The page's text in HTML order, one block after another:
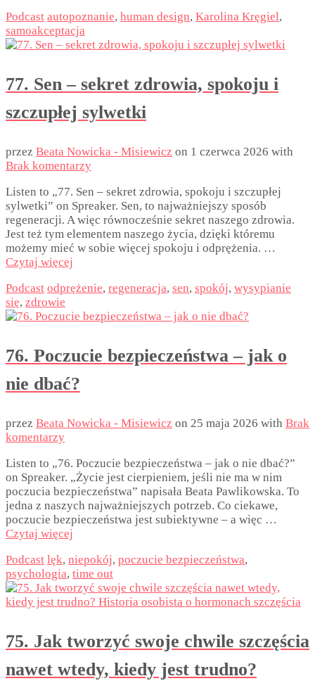
Podcast autopoznanie, human design, Karolina Kręgiel,
samoakceptacja
77. Sen – sekret zdrowia, spokoju i
szczupłej sylwetki
przez Beata Nowicka - Misiewicz on 1 czerwca 2026 with
Brak komentarzy
Listen to „77. Sen – sekret zdrowia, spokoju i szczupłej
sylwetki” on Spreaker. Sen, to najważniejszy sposób
regeneracji. A więc równocześnie sekret naszego zdrowia.
Jest też tym elementem naszego życia, dzięki któremu
możemy mieć w sobie więcej spokoju i odprężenia. …
Czytaj więcej
Podcast odprężenie, regeneracja, sen, spokój, wysypianie
się, zdrowie
76. Poczucie bezpieczeństwa – jak o
nie dbać?
przez Beata Nowicka - Misiewicz on 25 maja 2026 with Brak
komentarzy
Listen to „76. Poczucie bezpieczeństwa – jak o nie dbać?”
on Spreaker. „Życie jest cierpieniem, jeśli nie ma w nim
poczucia bezpieczeństwa” napisała Beata Pawlikowska. To
jedna z naszych najważniejszych potrzeb. Co ciekawe,
poczucie bezpieczeństwa jest subiektywne – a więc …
Czytaj więcej
Podcast lęk, niepokój, poczucie bezpieczeństwa,
psychologia, time out
75. Jak tworzyć swoje chwile szczęścia
nawet wtedy, kiedy jest trudno?